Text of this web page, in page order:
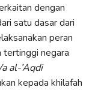
dengan
satu dasar dari
peran
tertinggi negara
al-’Aqdi
kepada khilafah